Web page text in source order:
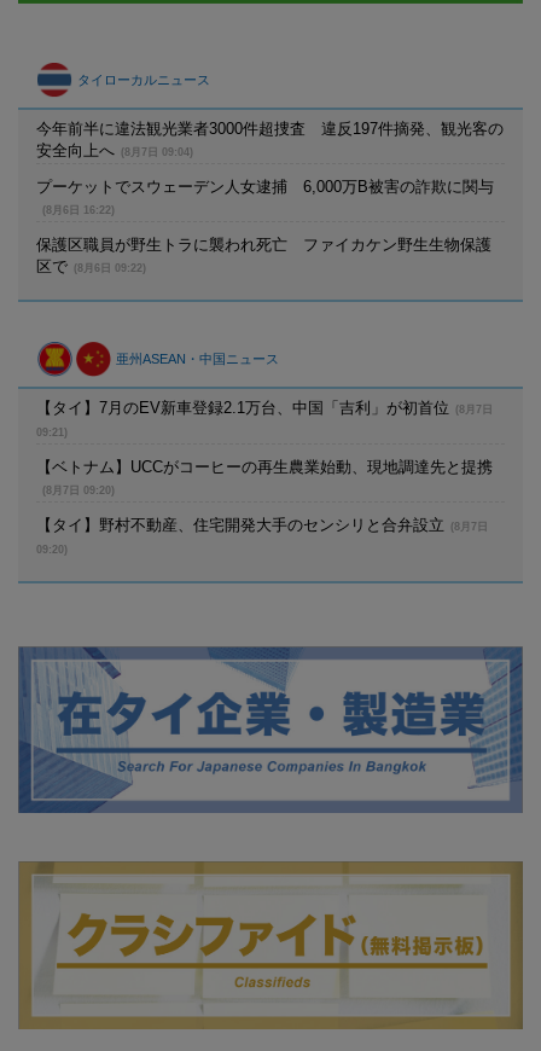
タイローカルニュース
今年前半に違法観光業者3000件超捜査 違反197件摘発、観光客の
安全向上へ
(8月7日 09:04)
プーケットでスウェーデン人女逮捕 6,000万B被害の詐欺に関与
(8月6日 16:22)
保護区職員が野生トラに襲われ死亡 ファイカケン野生生物保護
区で
(8月6日 09:22)
亜州ASEAN・中国ニュース
【タイ】7月のEV新車登録2.1万台、中国「吉利」が初首位
(8月7日
09:21)
【ベトナム】UCCがコーヒーの再生農業始動、現地調達先と提携
(8月7日 09:20)
【タイ】野村不動産、住宅開発大手のセンシリと合弁設立
(8月7日
09:20)